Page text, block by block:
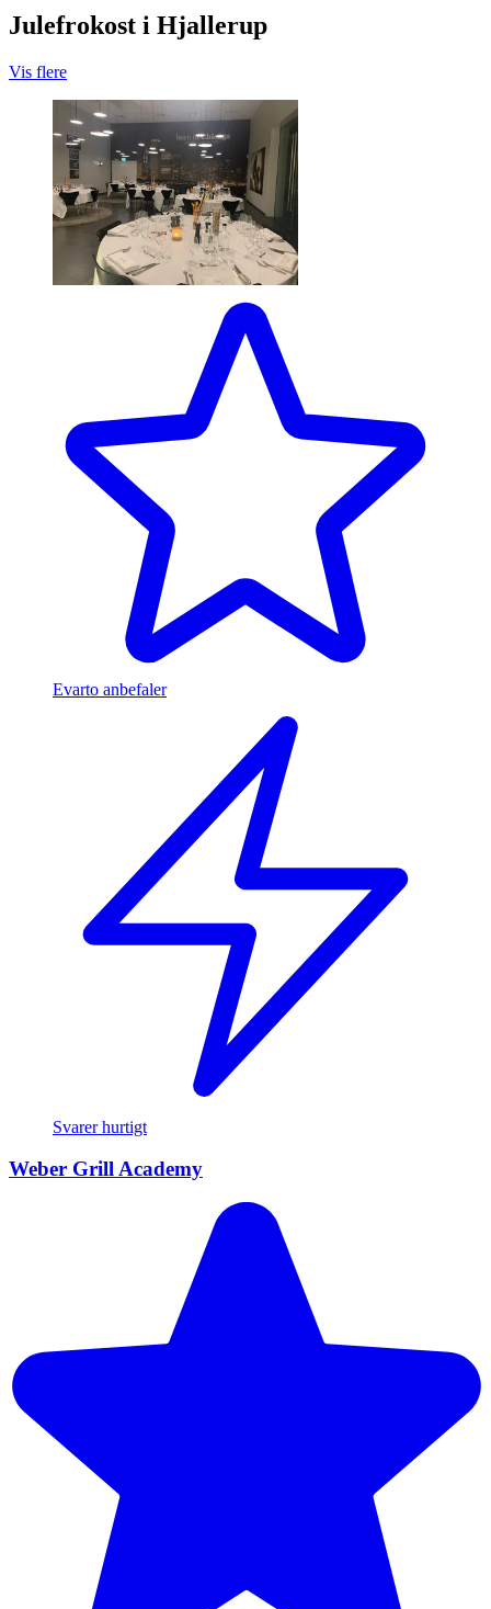
Julefrokost i Hjallerup
Vis flere
Evarto anbefaler
Svarer hurtigt
Weber Grill Academy